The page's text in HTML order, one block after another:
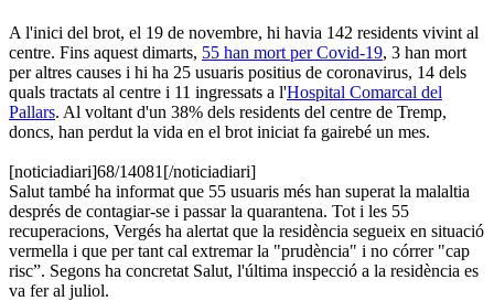
A l'inici del brot, el 19 de novembre, hi havia 142 residents vivint al
centre. Fins aquest dimarts, 55 han mort per Covid-19, 3 han mort
per altres causes i hi ha 25 usuaris positius de coronavirus, 14 dels
quals tractats al centre i 11 ingressats a l'Hospital Comarcal del
Pallars. Al voltant d'un 38% dels residents del centre de Tremp,
doncs, han perdut la vida en el brot iniciat fa gairebé un mes.
[noticiadiari]68/14081[/noticiadiari]
Salut també ha informat que 55 usuaris més han superat la malaltia
després de contagiar-se i passar la quarantena. Tot i les 55
recuperacions, Vergés ha alertat que la residència segueix en situació
vermella i que per tant cal extremar la "prudència" i no córrer "cap
risc”. Segons ha concretat Salut, l'última inspecció a la residència es
va fer al juliol.